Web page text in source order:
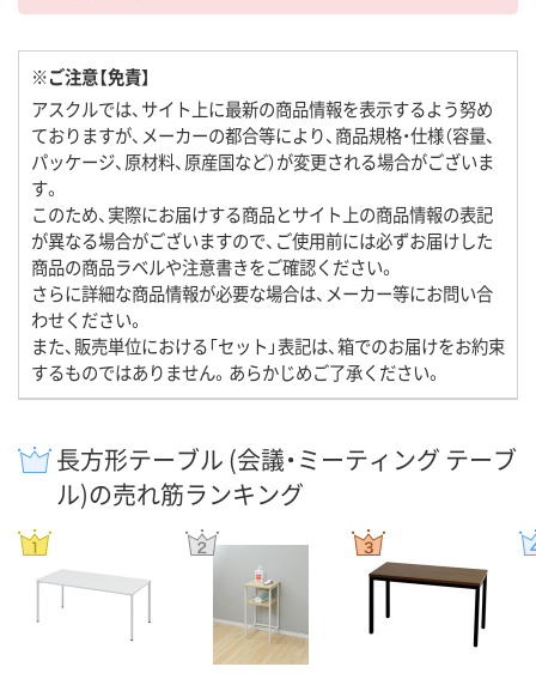
※ご注意【免責】
アスクルでは、サイト上に最新の商品情報を表示するよう努め
ておりますが、メーカーの都合等により、商品規格・仕様（容量、
パッケージ、原材料、原産国など）が変更される場合がございま
す。
このため、実際にお届けする商品とサイト上の商品情報の表記
が異なる場合がございますので、ご使用前には必ずお届けした
商品の商品ラベルや注意書きをご確認ください。
さらに詳細な商品情報が必要な場合は、メーカー等にお問い合
わせください。
また、販売単位における「セット」表記は、箱でのお届けをお約束
するものではありません。あらかじめご了承ください。
長方形テーブル (会議・ミーティング テーブ
ル)の売れ筋ランキング